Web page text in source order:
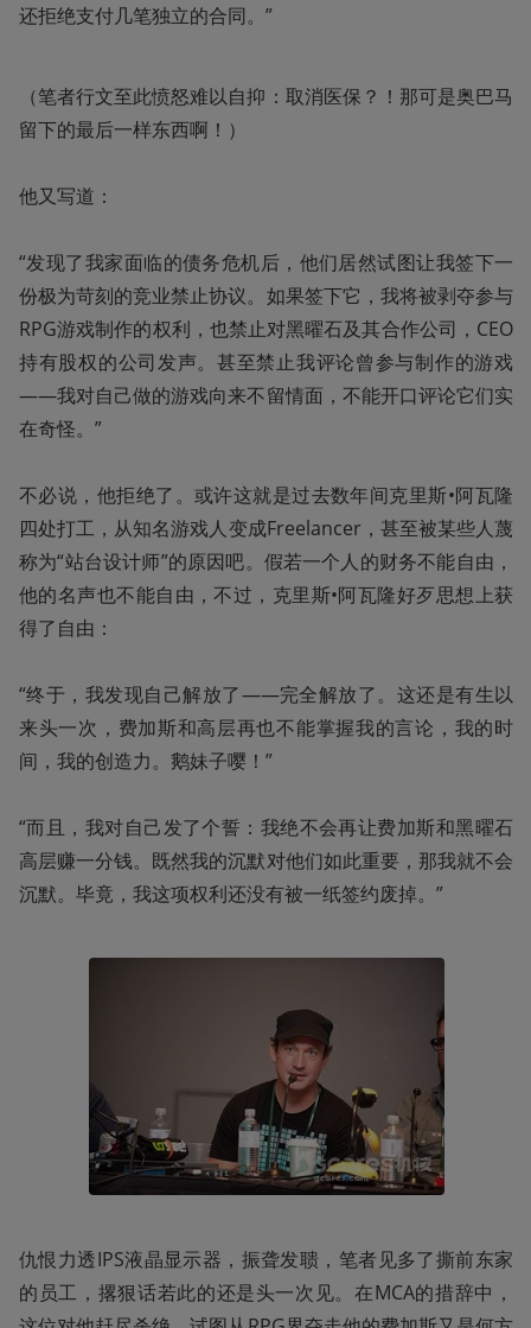
还拒绝支付几笔独立的合同。”
（笔者行文至此愤怒难以自抑：取消医保？！那可是奥巴马
留下的最后一样东西啊！）
他又写道：
“发现了我家面临的债务危机后，他们居然试图让我签下一
份极为苛刻的竞业禁止协议。如果签下它，我将被剥夺参与
RPG游戏制作的权利，也禁止对黑曜石及其合作公司，CEO
持有股权的公司发声。甚至禁止我评论曾参与制作的游戏
——我对自己做的游戏向来不留情面，不能开口评论它们实
在奇怪。”
不必说，他拒绝了。或许这就是过去数年间克里斯•阿瓦隆
四处打工，从知名游戏人变成Freelancer，甚至被某些人蔑
称为“站台设计师”的原因吧。假若一个人的财务不能自由，
他的名声也不能自由，不过，克里斯•阿瓦隆好歹思想上获
得了自由：
“终于，我发现自己解放了——完全解放了。这还是有生以
来头一次，费加斯和高层再也不能掌握我的言论，我的时
间，我的创造力。鹅妹子嘤！”
“而且，我对自己发了个誓：我绝不会再让费加斯和黑曜石
高层赚一分钱。既然我的沉默对他们如此重要，那我就不会
沉默。毕竟，我这项权利还没有被一纸签约废掉。”
仇恨力透IPS液晶显示器，振聋发聩，笔者见多了撕前东家
的员工，撂狠话若此的还是头一次见。在MCA的措辞中，